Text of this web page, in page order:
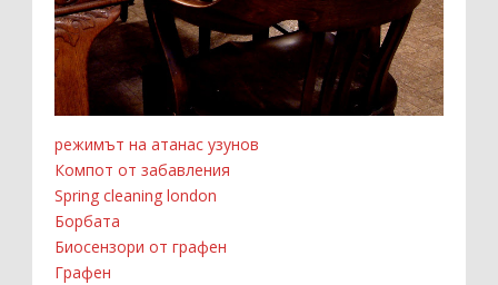
режимът на атанас узунов
Компот от забавления
Spring cleaning london
Борбата
Биосензори от графен
Графен